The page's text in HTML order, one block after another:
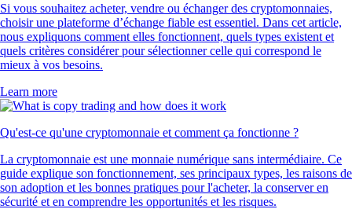
Si vous souhaitez acheter, vendre ou échanger des cryptomonnaies,
choisir une plateforme d’échange fiable est essentiel. Dans cet article,
nous expliquons comment elles fonctionnent, quels types existent et
quels critères considérer pour sélectionner celle qui correspond le
mieux à vos besoins.
Learn more
Qu'est-ce qu'une cryptomonnaie et comment ça fonctionne ?
La cryptomonnaie est une monnaie numérique sans intermédiaire. Ce
guide explique son fonctionnement, ses principaux types, les raisons de
son adoption et les bonnes pratiques pour l'acheter, la conserver en
sécurité et en comprendre les opportunités et les risques.